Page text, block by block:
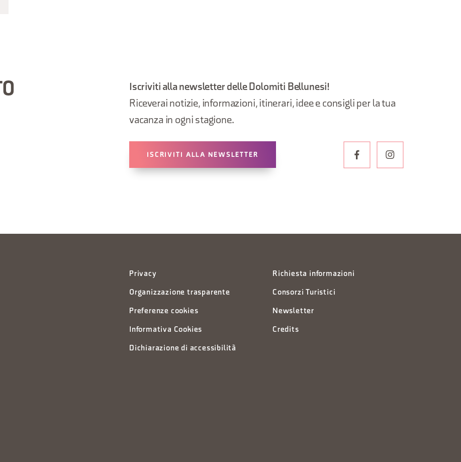
Iscriviti alla newsletter delle Dolomiti Bellunesi!
Riceverai notizie, informazioni, itinerari, idee e consigli per la tua
vacanza in ogni stagione.
ISCRIVITI ALLA NEWSLETTER
Privacy
Organizzazione trasparente
Preferenze cookies
Informativa Cookies
Dichiarazione di accessibilità
Richiesta informazioni
Consorzi Turistici
Newsletter
Credits